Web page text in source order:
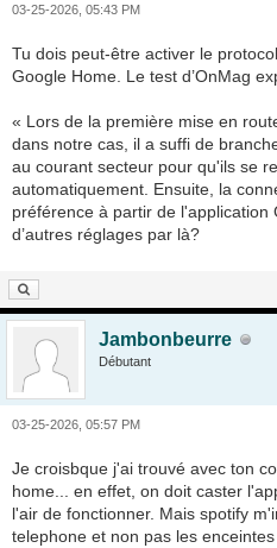
03-25-2026, 05:43 PM
Tu dois peut-être activer le
Google Home. Le test d’OnMag
« Lors de la première mise en
dans notre cas, il a suffi de
au courant secteur pour qu'ils se
automatiquement. Ensuite, la
préférence à partir de
d’autres réglages par là?
Jambonbeurre
Débutant
03-25-2026, 05:57 PM
Je croisbque j'ai trouvé avec ton
home... en effet, on doit caster
l'air de fonctionner. Mais spotify
telephone et non pas les